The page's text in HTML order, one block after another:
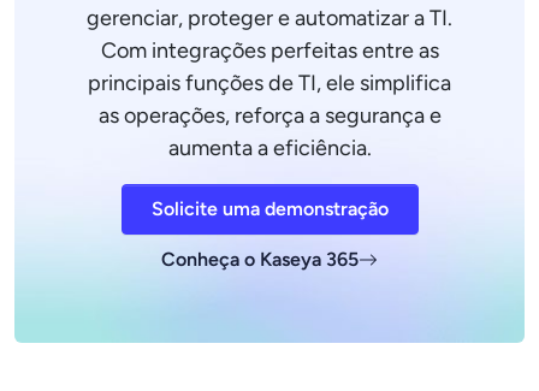
gerenciar, proteger e automatizar a TI.
Com integrações perfeitas entre as
principais funções de TI, ele simplifica
as operações, reforça a segurança e
aumenta a eficiência.
Solicite uma demonstração
Conheça o Kaseya 365